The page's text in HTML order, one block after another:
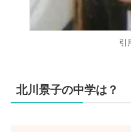
引
北川景子の中学は？